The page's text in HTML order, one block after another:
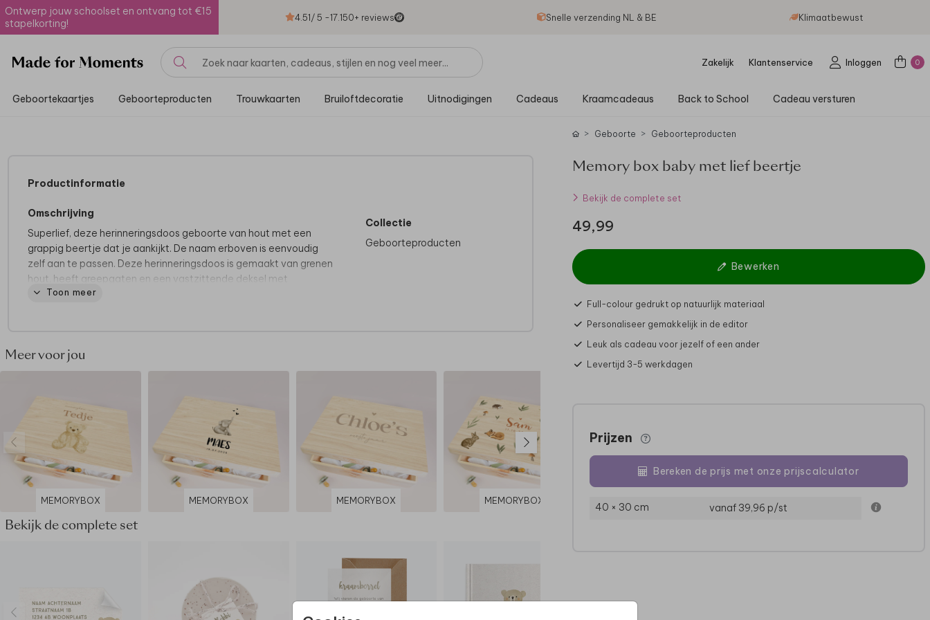
Ontwerp jouw schoolset en ontvang tot €15
stapelkorting!
4.51/ 5 -17.150+ reviews Snelle verzending NL & BE Klimaatbewust
Zakelijk Klantenservice Inloggen 0
Geboortekaartjes Geboorteproducten Trouwkaarten Bruiloftdecoratie Uitnodigingen Cadeaus Kraamcadeaus Back to School Cadeau versturen
Productinformatie
Omschrijving
Superlief, deze herinneringsdoos geboorte van hout met een
grappig beertje dat je aankijkt. De naam erboven is eenvoudig
zelf aan te passen. Deze herinneringsdoos is gemaakt van grenen
hout, heeft greepgaten en een vastzittende deksel met
afgeronde hoeken. Je kunt de bovenzijde van de box, het deksel,
• Voor het mooiste eindresultaat adviseren we om geen volledig
gekleurde achtergrond te kiezen.
nerven e.d.) uniek.
• De memory box wordt op een andere manier geproduceerd dan
jouw kaart: de kleuren kunnen dus nét wat anders uitpakken.
Dit product maakt deel uit vaneen complete set in deze stijl.
Toon meer
Collectie
Geboorteproducten
Meer voor jou
MEMORYBOX MEMORYBOX MEMORYBOX MEMORYBOX
Bekijk de complete set
Geboorte Geboorteproducten
Memory box baby met lief beertje
Bekijk de complete set
49,99
Bewerken
Full-colour gedrukt op natuurlijk materiaal
Personaliseer gemakkelijk in de editor
Leuk als cadeau voor jezelf of een ander
Levertijd 3-5 werkdagen
Prijzen
Bereken de prijs met onze prijscalculator
40 × 30 cm vanaf 39,96 p/st